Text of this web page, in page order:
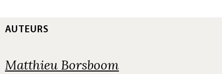
AUTEURS
Matthieu Borsboom